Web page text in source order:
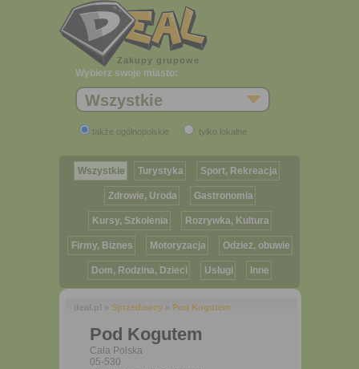
Zakupy grupowe
Wybierz swoje miasto:
Wszystkie
także ogólnopolskie tylko lokalne
Wszystkie Turystyka Sport, Rekreacja
Zdrowie, Uroda Gastronomia
Kursy, Szkolenia Rozrywka, Kultura
Firmy, Biznes Motoryzacja Odzież, obuwie
Dom, Rodzina, Dzieci Usługi Inne
deal.pl » Sprzedawcy Pod Kogutem
Pod Kogutem
Cała Polska
05-530